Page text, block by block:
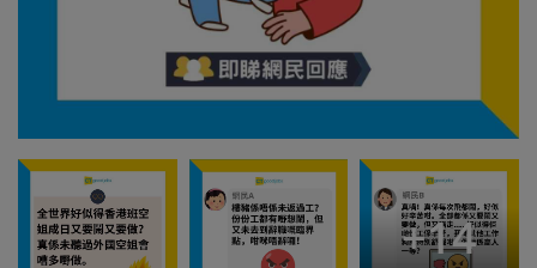
+14